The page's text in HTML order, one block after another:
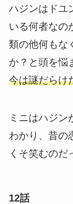
ハジンはドユ
いる何者なの
類の他何もな
か？と頭を悩
今は謎だらけ
ミニはハジン
わかり、昔の
くそ笑むのだ
12話